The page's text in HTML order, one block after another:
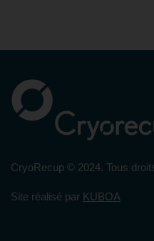
CryoRecup © 2024. Tous
Site réalisé par KUBOA